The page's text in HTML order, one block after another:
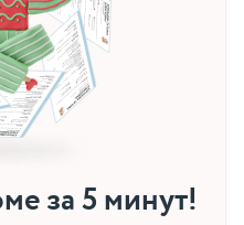
за 5 минут!